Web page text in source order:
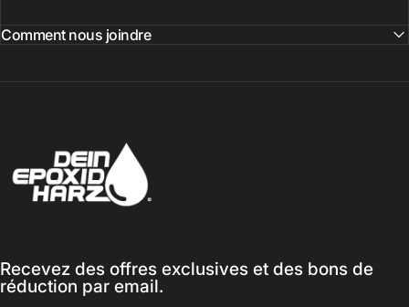
Comment nous joindre
Recevez des offres exclusives et des bons de
réduction par email.